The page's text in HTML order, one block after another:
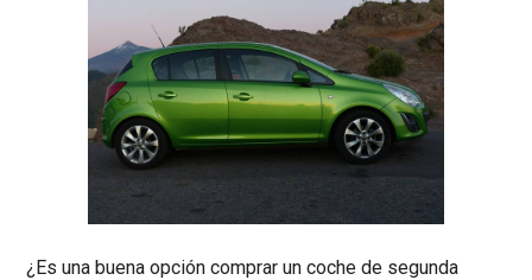
¿Es una buena opción comprar un coche de segunda